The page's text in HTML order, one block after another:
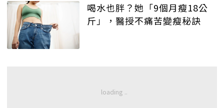
喝水也胖？她「9個月瘦18公
斤」，醫授不痛苦變瘦秘訣